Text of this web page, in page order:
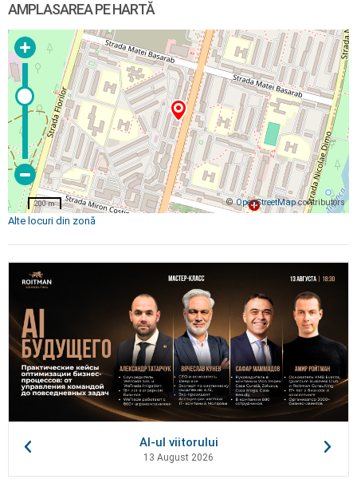
AMPLASAREA PE HARTĂ
©OpenStreetMapcontributors
200 m
Alte locuri din zonă
AI-ul viitorului
13 August 2026